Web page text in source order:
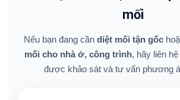
mối
Nếu bạn đang cần diệt mối tận gốc
mối cho nhà ở, công trình, hãy liên
được khảo sát và tư vấn phương